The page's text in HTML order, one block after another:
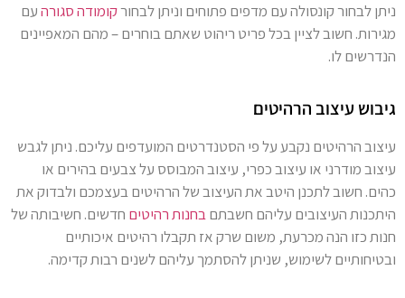
ניתן לבחור קונסולה עם מדפים פתוחים וניתן לבחורקומודה סגורהעם
מגירות. חשוב לציין בכל פריט ריהוט שאתם בוחרים – מהם המאפיינים
הנדרשים לו.
גיבוש עיצוב הרהיטים
עיצוב הרהיטים נקבע על פי הסטנדרטים המועדפים עליכם. ניתן לגבש
עיצוב מודרני או עיצוב כפרי, עיצוב המבוסס על צבעים בהירים או
כהים. חשוב לתכנן היטב את העיצוב של הרהיטים בעצמכם ולבדוק את
היתכנות העיצובים עליהם חשבתםבחנות רהיטים חדשים. חשיבותה של
חנות כזו הנה מכרעת, משום שרק אז תקבלו רהיטים איכותיים
ובטיחותיים לשימוש, שניתן להסתמך עליהם לשנים רבות קדימה.